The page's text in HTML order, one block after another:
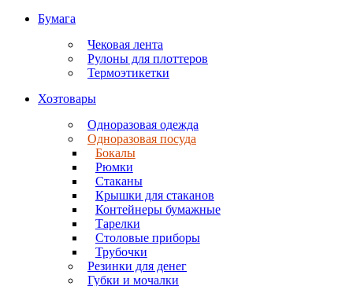
Бумага
Чековая лента
Рулоны для плоттеров
Термоэтикетки
Хозтовары
Одноразовая одежда
Одноразовая посуда
Бокалы
Рюмки
Стаканы
Крышки для стаканов
Контейнеры бумажные
Тарелки
Столовые приборы
Трубочки
Резинки для денег
Губки и мочалки